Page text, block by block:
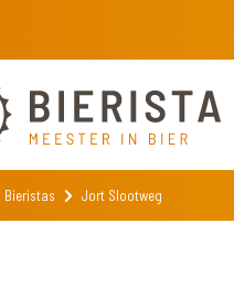
Bieristas Jort Slootweg